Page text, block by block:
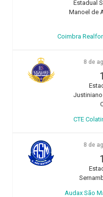
Estadual
Manoel de
Coimbra Realfor
8 de
Justiniano
CTE
8 de
Audax São